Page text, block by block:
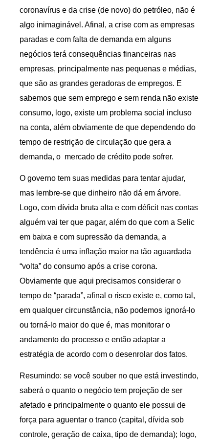
coronavírus e da crise (de novo) do petróleo, não é
algo inimaginável. Afinal, a crise com as empresas
paradas e com falta de demanda em alguns
negócios terá consequências financeiras nas
empresas, principalmente nas pequenas e médias,
que são as grandes geradoras de empregos. E
sabemos que sem emprego e sem renda não existe
consumo, logo, existe um problema social incluso
na conta, além obviamente de que dependendo do
tempo de restrição de circulação que gera a
demanda, o mercado de crédito pode sofrer.
O governo tem suas medidas para tentar ajudar,
mas lembre-se que dinheiro não dá em árvore.
Logo, com dívida bruta alta e com déficit nas contas
alguém vai ter que pagar, além do que com a Selic
em baixa e com supressão da demanda, a
tendência é uma inflação maior na tão aguardada
“volta” do consumo após a crise corona.
Obviamente que aqui precisamos considerar o
tempo de “parada”, afinal o risco existe e, como tal,
em qualquer circunstância, não podemos ignorá-lo
ou torná-lo maior do que é, mas monitorar o
andamento do processo e então adaptar a
estratégia de acordo com o desenrolar dos fatos.
Resumindo: se você souber no que está investindo,
saberá o quanto o negócio tem projeção de ser
afetado e principalmente o quanto ele possui de
força para aguentar o tranco (capital, dívida sob
controle, geração de caixa, tipo de demanda); logo,